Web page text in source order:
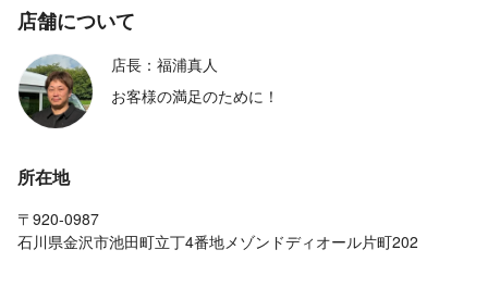
店舗について
店長：福浦真人
お客様の満足のために！
所在地
〒920-0987
石川県金沢市池田町立丁4番地メゾンドディオール片町202